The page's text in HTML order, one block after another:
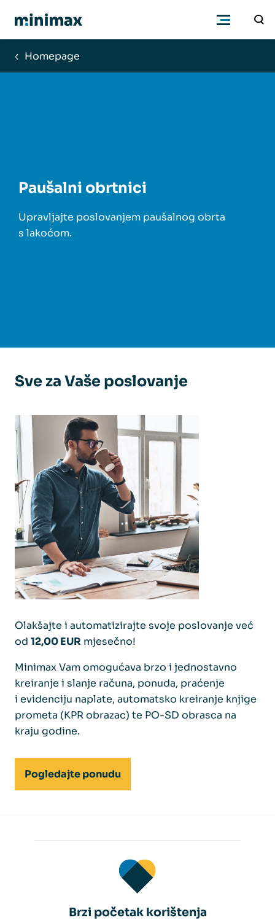
Poduzetnici
Cjenik
Podrška
Homepage
Paušalni obrtnici
Upravljajte poslovanjem paušalnog obrta
s lakoćom.
Sve za Vaše poslovanje
Olakšajte i automatizirajte svoje poslovanje već
od 12,00 EUR mjesečno!
Minimax Vam omogućava brzo i jednostavno
kreiranje i slanje računa, ponuda, praćenje
i evidenciju naplate, automatsko kreiranje knjige
prometa (KPR obrazac) te PO-SD obrasca na
kraju godine.
Pogledajte ponudu
Brzi početak korištenja